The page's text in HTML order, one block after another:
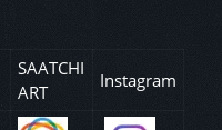
SAATCHI
ART
Instagram